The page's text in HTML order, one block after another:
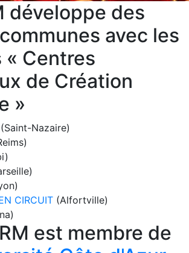
développe des
avec les
« Centres
de Création
»
(Saint-Nazaire)
CIRCUIT (Alfortville)
est membre de